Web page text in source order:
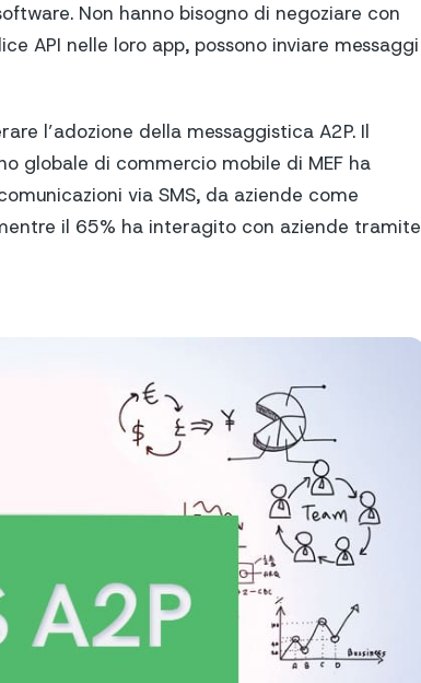
Non hanno bisogno di negoziare con
API nelle loro app, possono inviare messaggi
l’adozione della messaggistica A2P. Il
globale di commercio mobile di MEF ha
via SMS, da aziende come
il 65% ha interagito con aziende tramite